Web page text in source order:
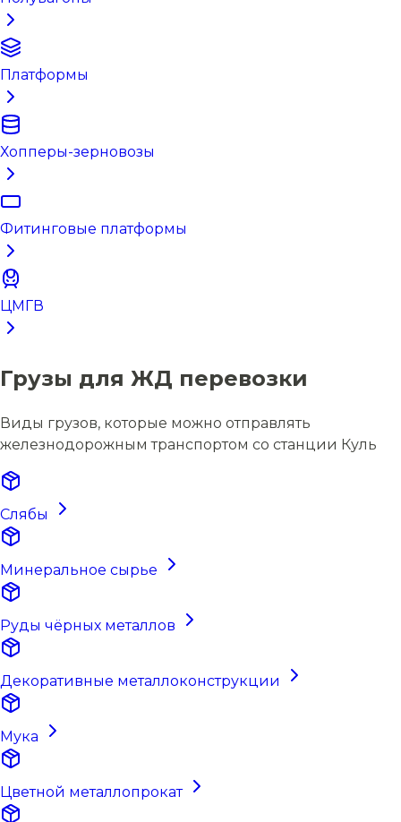
Платформы
Хопперы-зерновозы
Фитинговые платформы
ЦМГВ
Грузы для ЖД перевозки
Виды грузов, которые можно отправлять
железнодорожным транспортом со станции Куль
Слябы
Минеральное сырье
Руды чёрных металлов
Декоративные металлоконструкции
Мука
Цветной металлопрокат